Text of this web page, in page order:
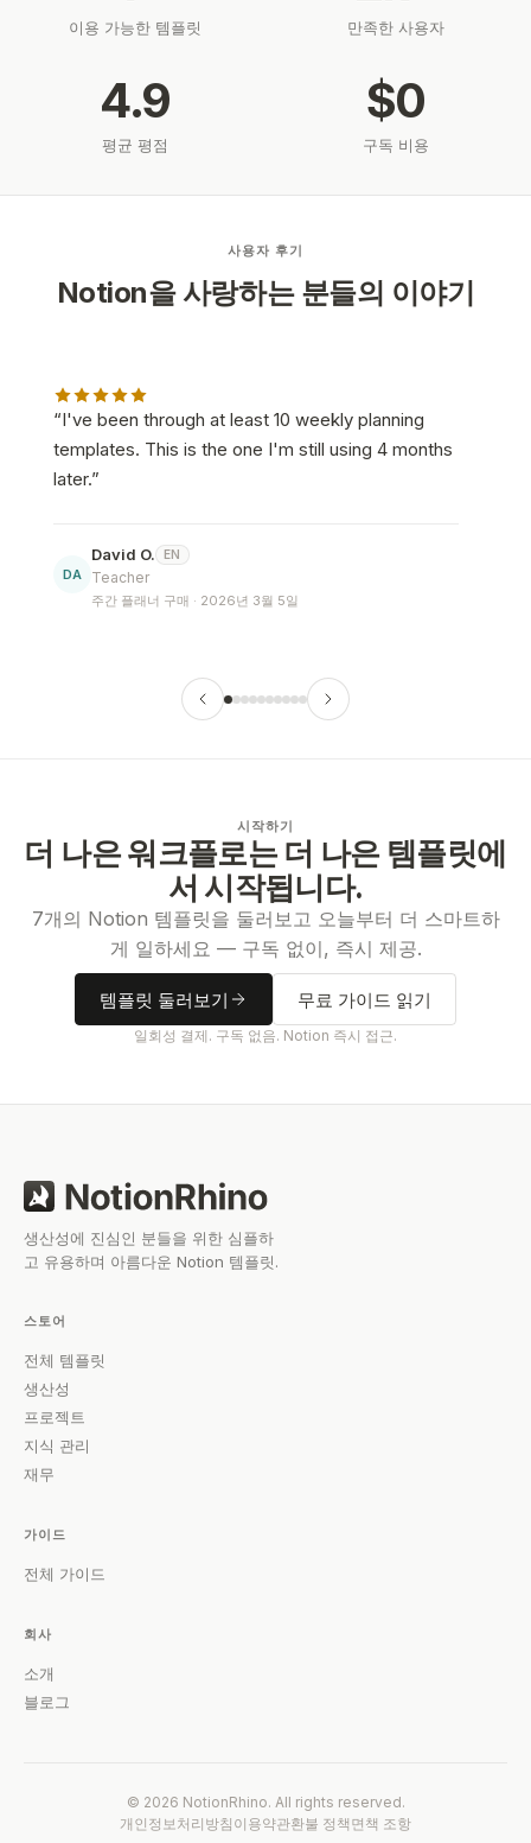
이용 가능한 템플릿 만족한 사용자
4.9
평균 평점
$0
구독 비용
사용자 후기
Notion을 사랑하는 분들의 이야기
“I've been through at least 10 weekly planning
templates. This is the one I'm still using 4 months
later.”
DA
David O. EN
Teacher
주간 플래너 구매 · 2026년 3월 5일
시작하기
더 나은 워크플로는 더 나은 템플릿에
서 시작됩니다.
7개의 Notion 템플릿을 둘러보고 오늘부터 더 스마트하
게 일하세요 — 구독 없이, 즉시 제공.
템플릿 둘러보기 무료 가이드 읽기
일회성 결제. 구독 없음. Notion 즉시 접근.
생산성에 진심인 분들을 위한 심플하
고 유용하며 아름다운 Notion 템플릿.
스토어
전체 템플릿
생산성
프로젝트
지식 관리
재무
가이드
전체 가이드
회사
소개
블로그
© 2026 NotionRhino. All rights reserved.
개인정보처리방침 이용약관환불 정책 면책 조항